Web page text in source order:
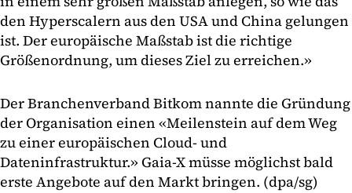
den Hyperscalern aus den USA und China gelungen
ist. Der europäische Maßstab ist die richtige
Größenordnung, um dieses Ziel zu erreichen.»
Der Branchenverband Bitkom nannte die Gründung
der Organisation einen «Meilenstein auf dem Weg
zu einer europäischen Cloud- und
Dateninfrastruktur.» Gaia-X müsse möglichst bald
erste Angebote auf den Markt bringen. (dpa/sg)